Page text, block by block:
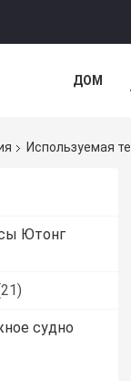
ДОМ
Используемая
Ютонг
судно